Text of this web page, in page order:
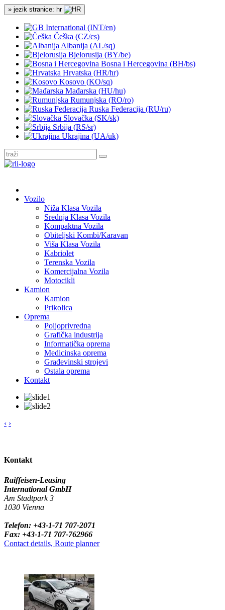
» jezik stranice: hr
International (INT/en)
Češka (CZ/cs)
Albanija (AL/sq)
Bjelorusija (BY/be)
Bosna i Hercegovina (BH/bs)
Hrvatska (HR/hr)
Kosovo (KO/sq)
Mađarska (HU/hu)
Rumunjska (RO/ro)
Ruska Federacija (RU/ru)
Slovačka (SK/sk)
Srbija (RS/sr)
Ukrajina (UA/uk)
Vozilo
Niža Klasa Vozila
Srednja Klasa Vozila
Kompaktna Vozila
Obiteljski Kombi/Karavan
Viša Klasa Vozila
Kabriolet
Terenska Vozila
Komercijalna Vozila
Motocikli
Kamion
Kamion
Prikolica
Oprema
Poljoprivredna
Grafička industrija
Informatička oprema
Medicinska oprema
Građevinski strojevi
Ostala oprema
Kontakt
‹ ›
Kontakt
Raiffeisen-Leasing
International GmbH
Am Stadtpark 3
1030 Vienna
Telefon: +43-1-71 707-2071
Fax: +43-1-71 707-762966
Contact details, Route planner